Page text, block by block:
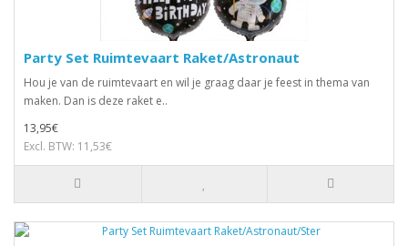
Party Set Ruimtevaart Raket/Astronaut
Hou je van de ruimtevaart en wil je graag daar je feest in thema van
maken. Dan is deze raket e..
13,95€
Excl. BTW: 11,53€